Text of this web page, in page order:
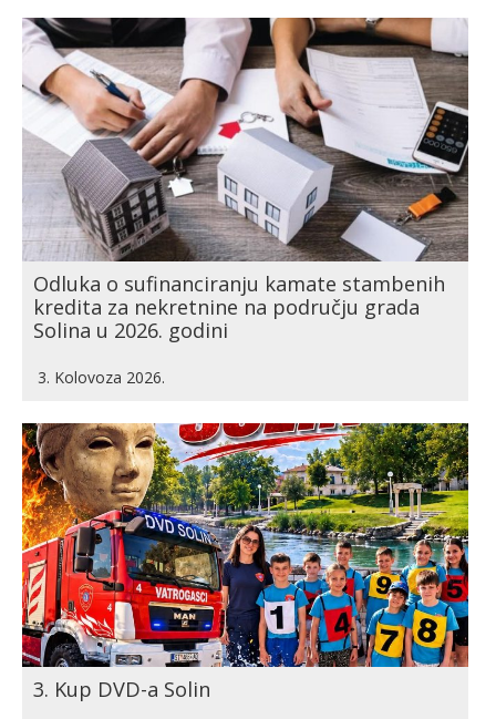
Odluka o sufinanciranju kamate stambenih
kredita za nekretnine na području grada
Solina u 2026. godini
3. Kolovoza 2026.
3. Kup DVD-a Solin